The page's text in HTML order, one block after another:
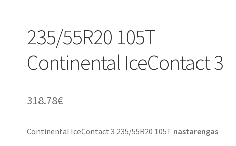
235/55R20 105T
Continental IceContact 3
318.78€
Continental IceContact 3 235/55R20 105T nastarengas